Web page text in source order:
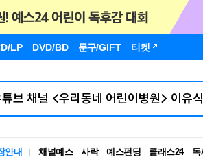
LP DVD/BD 문구/GIFT 티켓
안내 채널예스 사락 예스펀딩 클래스24
독